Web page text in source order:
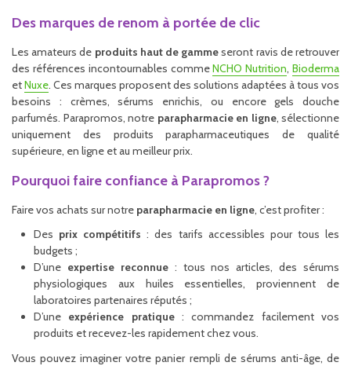
Des marques de renom à portée de clic
Les amateurs de produits haut de gammeseront ravis de retrouver
des références incontournables commeNCHO Nutrition,Bioderma
etNuxe. Ces marques proposent des solutions adaptées à tous vos
besoins : crèmes, sérums enrichis, ou encore gels douche
parfumés. Parapromos, notre parapharmacie en ligne, sélectionne
uniquement des produits parapharmaceutiques de qualité
supérieure, en ligne et au meilleur prix.
Pourquoi faire confiance à Parapromos ?
Faire vos achats sur notre parapharmacie en ligne, c’est profiter :
Des prix compétitifs : des tarifs accessibles pour tous les
budgets ;
D’une expertise reconnue: tous nos articles, des sérums
physiologiques aux huiles essentielles, proviennent de
laboratoires partenaires réputés ;
D’une expérience pratique: commandez facilement vos
produits et recevez-les rapidement chez vous.
Vous pouvez imaginer votre panier rempli de sérums anti-âge, de